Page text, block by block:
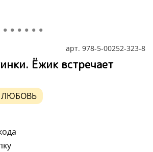
арт. 978-5-00252-323-8
Ёжик встречает
ЛЮБОВЬ